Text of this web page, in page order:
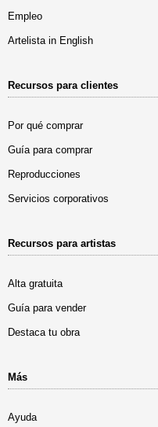
Empleo
Artelista in English
Recursos para clientes
Por qué comprar
Guía para comprar
Reproducciones
Servicios corporativos
Recursos para artistas
Alta gratuita
Guía para vender
Destaca tu obra
Más
Ayuda